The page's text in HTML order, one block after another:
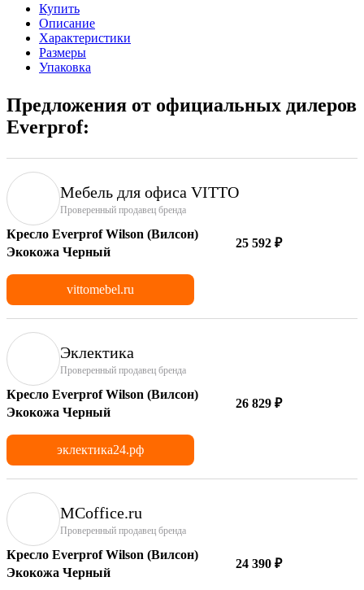
Купить
Описание
Характеристики
Размеры
Упаковка
Предложения от официальных дилеров
Everprof:
Мебель для офиса VITTO
Проверенный продавец бренда
Кресло Everprof Wilson (Вилсон)
Экокожа Черный
25 592 ₽
vittomebel.ru
Эклектика
Проверенный продавец бренда
Кресло Everprof Wilson (Вилсон)
Экокожа Черный
26 829 ₽
эклектика24.рф
MCoffice.ru
Проверенный продавец бренда
Кресло Everprof Wilson (Вилсон)
Экокожа Черный
24 390 ₽